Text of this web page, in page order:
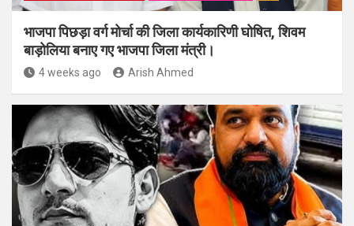
भाजपा पिछड़ा वर्ग मोर्चा की जिला कार्यकारिणी घोषित, शिवम
बाड़ोलिया बनाए गए भाजपा जिला मंत्री।
4 weeks ago Arish Ahmed